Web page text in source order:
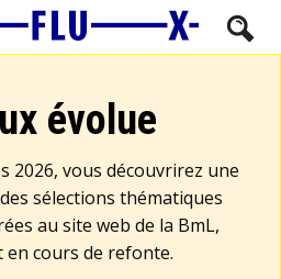
évolue
2026, vous découvrirez une
sélections thématiques
au site web de la BmL,
en cours de refonte.